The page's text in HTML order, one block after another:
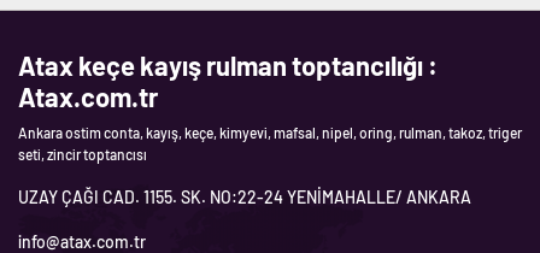
Atax keçe kayış rulman toptancılığı :
Atax.com.tr
Ankara ostim conta, kayış, keçe, kimyevi, mafsal, nipel, oring, rulman, takoz, triger
seti, zincir toptancısı
UZAY ÇAĞI CAD. 1155. SK. NO:22-24 YENİMAHALLE/ ANKARA
info@atax.com.tr